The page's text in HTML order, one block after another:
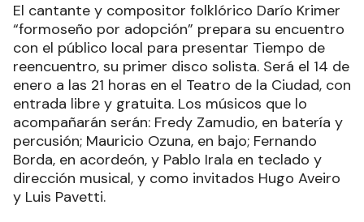
El cantante y compositor folklórico Darío Krimer
“formoseño por adopción” prepara su encuentro
con el público local para presentar Tiempo de
reencuentro, su primer disco solista. Será el 14 de
enero a las 21 horas en el Teatro de la Ciudad, con
entrada libre y gratuita. Los músicos que lo
acompañarán serán: Fredy Zamudio, en batería y
percusión; Mauricio Ozuna, en bajo; Fernando
Borda, en acordeón, y Pablo Irala en teclado y
dirección musical, y como invitados Hugo Aveiro
y Luis Pavetti.